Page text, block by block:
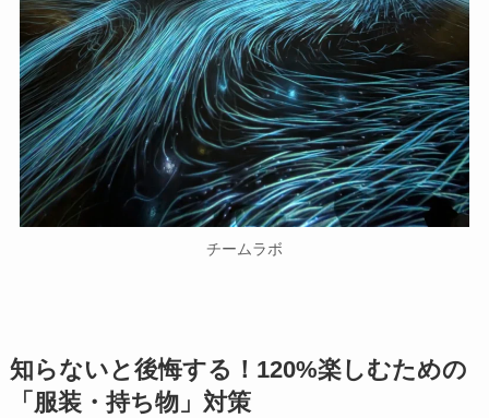
チームラボ
知らないと後悔する！120%楽しむための
「服装・持ち物」対策